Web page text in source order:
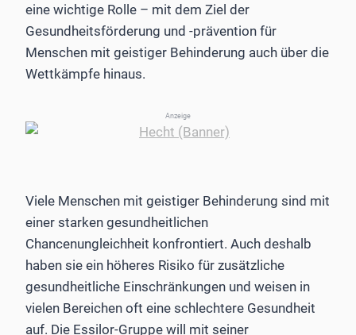
eine wichtige Rolle – mit dem Ziel der
Gesundheitsförderung und -prävention für
Menschen mit geistiger Behinderung auch über die
Wettkämpfe hinaus.
Anzeige
Viele Menschen mit geistiger Behinderung sind mit
einer starken gesundheitlichen
Chancenungleichheit konfrontiert. Auch deshalb
haben sie ein höheres Risiko für zusätzliche
gesundheitliche Einschränkungen und weisen in
vielen Bereichen oft eine schlechtere Gesundheit
auf. Die Essilor-Gruppe will mit seiner